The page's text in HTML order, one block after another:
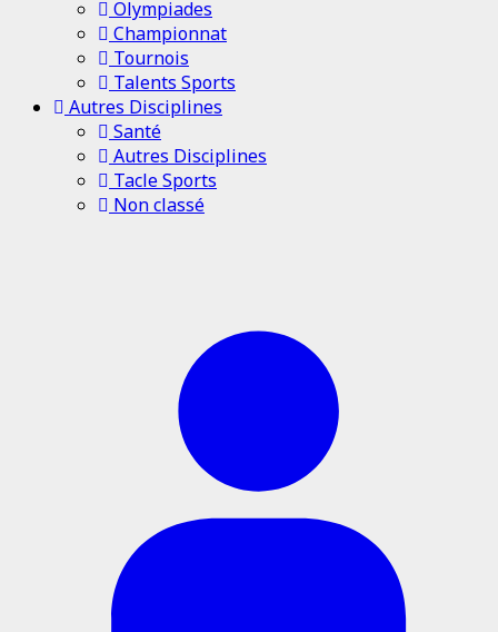
Olympiades
Championnat
Tournois
Talents Sports
Autres Disciplines
Santé
Autres Disciplines
Tacle Sports
Non classé